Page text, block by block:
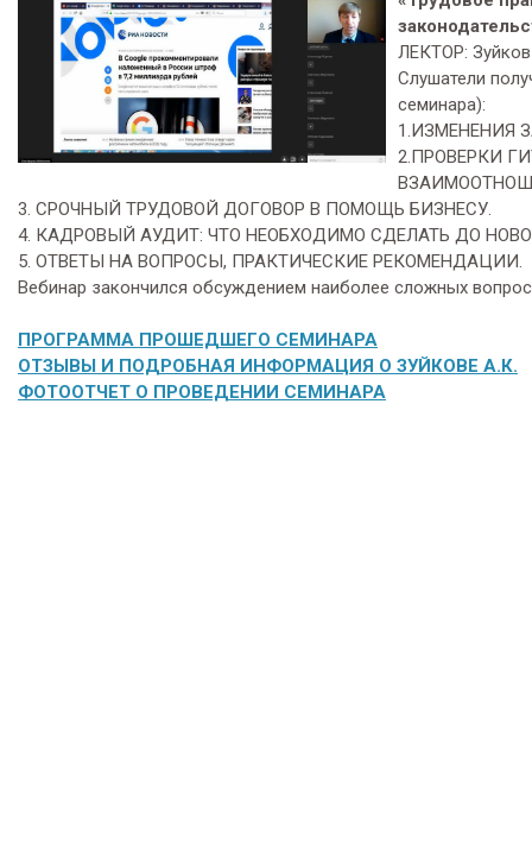
ЛЕКТОР:
Слушатели
семинара):
1.ИЗМЕНЕНИЯ
2.ПРОВЕРКИ
3. СРОЧНЫЙ ТРУДОВОЙ ДОГОВОР В ПОМОЩЬ БИЗНЕСУ.
4. КАДРОВЫЙ АУДИТ: ЧТО НЕОБХОДИМО СДЕЛАТЬ ДО
5. ОТВЕТЫ НА ВОПРОСЫ, ПРАКТИЧЕСКИЕ РЕКОМЕНДАЦИИ.
Вебинар закончился обсуждением наиболее сложных
ПРОГРАММА ПРОШЕДШЕГО СЕМИНАРА
ОТЗЫВЫ И ПОДРОБНАЯ ИНФОРМАЦИЯ О ЗУЙКОВЕ А.К.
ФОТООТЧЕТ О ПРОВЕДЕНИИ СЕМИНАРА